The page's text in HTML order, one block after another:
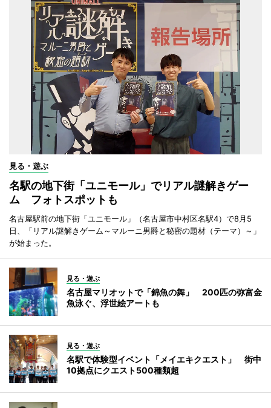
見る・遊ぶ
名駅の地下街「ユニモール」でリアル謎解きゲー
ム フォトスポットも
名古屋駅前の地下街「ユニモール」（名古屋市中村区名駅4）で8月5
日、「リアル謎解きゲーム～マルーニ男爵と秘密の題材（テーマ）～」
が始まった。
見る・遊ぶ
名古屋マリオットで「錦魚の舞」 200匹の弥富金
魚泳ぐ、浮世絵アートも
見る・遊ぶ
名駅で体験型イベント「メイエキクエスト」 街中
10拠点にクエスト500種類超